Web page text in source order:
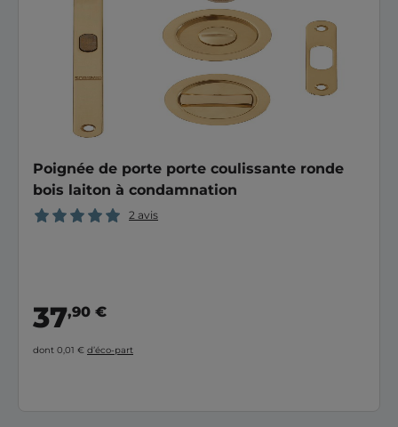
Poignée de porte porte coulissante ronde
bois laiton à condamnation
2 avis
37,90 €
dont 0,01 € d’éco-part